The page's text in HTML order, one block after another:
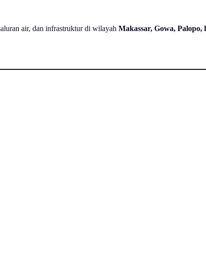
air, dan infrastruktur di wilayah Makassar, Gowa, Palopo,